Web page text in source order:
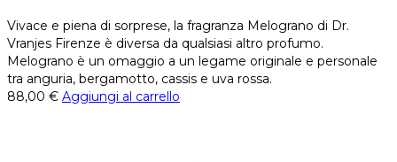
Vivace e piena di sorprese, la fragranza Melograno di Dr.
Vranjes Firenze è diversa da qualsiasi altro profumo.
Melograno è un omaggio a un legame originale e personale
tra anguria, bergamotto, cassis e uva rossa.
88,00 € Aggiungi al carrello